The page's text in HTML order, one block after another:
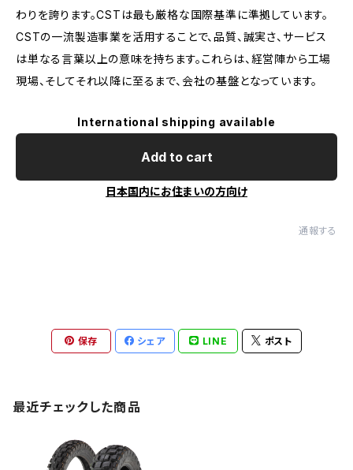
わりを誇ります。CSTは最も厳格な国際基準に準拠しています。
CSTの一流製造事業を活用することで、品質、誠実さ、サービス
は単なる言葉以上の意味を持ちます。これらは、経営陣から工場
現場、そしてそれ以降に至るまで、会社の基盤となっています。
International shipping available
Add to cart
日本国内にお住まいの方向け
通報する
保存 シェア LINE ポスト
最近チェックした商品